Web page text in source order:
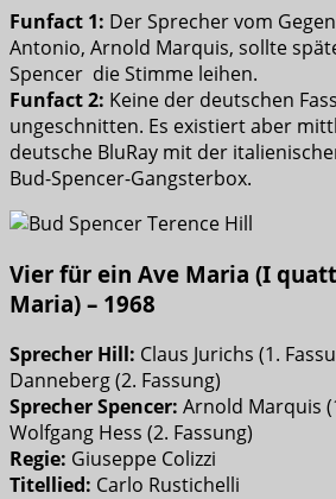
Funfact 1: Der Sprecher vom
Antonio, Arnold Marquis, sollte
Spencer die Stimme leihen.
Funfact 2: Keine der deutschen
ungeschnitten. Es existiert aber
deutsche BluRay mit der
Bud-Spencer-Gangsterbox.
Vier für ein Ave Maria (I
Maria) – 1968
Sprecher Hill: Claus Jurichs (1.
Danneberg (2. Fassung)
Sprecher Spencer: Arnold Marquis
Wolfgang Hess (2. Fassung)
Regie: Giuseppe Colizzi
Titellied: Carlo Rustichelli